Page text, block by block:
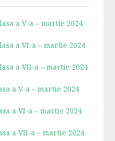
a V-a – martie 2024
a VI-a – martie 2024
a VII-a – martie 2024
a V-a – martie 2024
a VI-a – martie 2024
a VII-a – martie 2024